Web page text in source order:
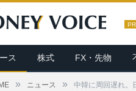
PR
ス 株式 FX・先物
» ニュース » 中韓に周回遅れ。